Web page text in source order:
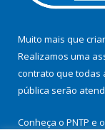
Muito mais que
Realizamos uma
contrato que todas
pública serão
Conheça o PNTP e o